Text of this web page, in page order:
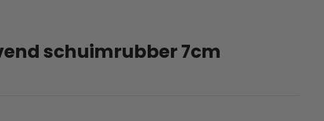
schuimrubber 7cm